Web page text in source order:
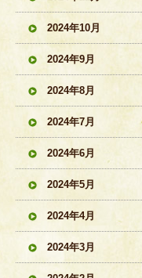
2024年10月
2024年9月
2024年8月
2024年7月
2024年6月
2024年5月
2024年4月
2024年3月